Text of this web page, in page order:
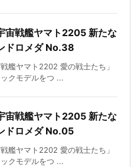
宙戦艦ヤマト2205 新たな
ドロメダ No.38
艦ヤマト2202 愛の戦士たち」
クモデルをつ ...
宙戦艦ヤマト2205 新たな
ドロメダ No.05
艦ヤマト2202 愛の戦士たち」
クモデルをつ ...